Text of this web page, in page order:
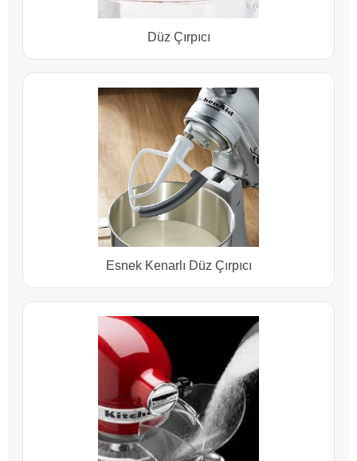
Düz Çırpıcı
Esnek Kenarlı Düz Çırpıcı